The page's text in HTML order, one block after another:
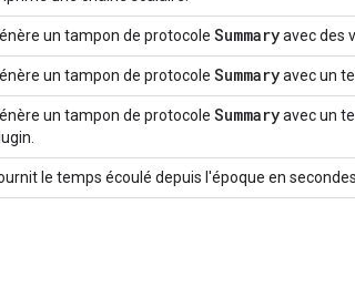
un tampon de protocole Summaryavec des
un tampon de protocole Summaryavec un
un tampon de protocole Summaryavec un
le temps écoulé depuis l'époque en secondes.